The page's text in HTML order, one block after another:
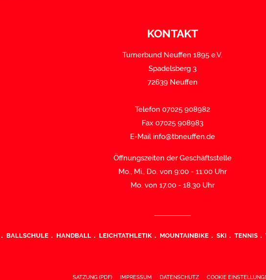
KONTAKT
Turnerbund Neuffen 1895 e.V.
Spadelsberg 3
72639 Neuffen
Telefon 07025 908982
Fax 07025 908983
E-Mail info@tbneuffen.de
Öffnungszeiten der Geschäftsstelle
Mo., Mi., Do. von 9:00 - 11:00 Uhr
Mo. von 17.00 - 18.30 Uhr
BALLSCHULE HANDBALL LEICHTATHLETIK MOUNTAINBIKE SKI TENNIS
SATZUNG (PDF) IMPRESSUM DATENSCHUTZ COOKIE